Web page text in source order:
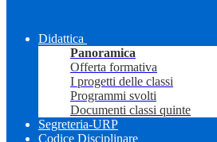
Didattica
Panoramica
Offerta formativa
I progetti delle classi
Programmi svolti
Documenti classi quinte
Segreteria-URP
Codice Disciplinare